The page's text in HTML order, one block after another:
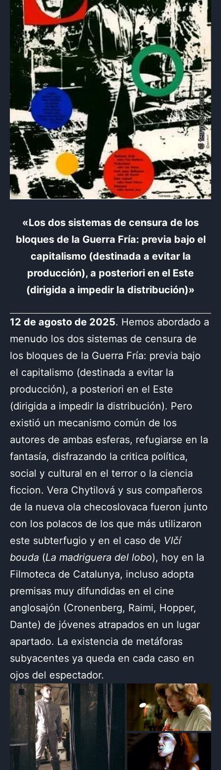
«Los dos sistemas de censura de los
bloques de la Guerra Fría: previa bajo el
capitalismo (destinada a evitar la
producción), a posteriori en el Este
(dirigida a impedir la distribución)»
12 de agosto de 2025. Hemos abordado a
menudo los dos sistemas de censura de
los bloques de la Guerra Fría: previa bajo
el capitalismo (destinada a evitar la
producción), a posteriori en el Este
(dirigida a impedir la distribución). Pero
existió un mecanismo común de los
autores de ambas esferas, refugiarse en la
fantasía, disfrazando la critica política,
social y cultural en el terror o la ciencia
ficcion. Vera Chytilová y sus compañeros
de la nueva ola checoslovaca fueron junto
con los polacos de los que más utilizaron
este subterfugio y en el caso de Vlčí
bouda (La madriguera del lobo), hoy en la
Filmoteca de Catalunya, incluso adopta
premisas muy difundidas en el cine
anglosajón (Cronenberg, Raimi, Hopper,
Dante) de jóvenes atrapados en un lugar
apartado. La existencia de metáforas
subyacentes ya queda en cada caso en
ojos del espectador.